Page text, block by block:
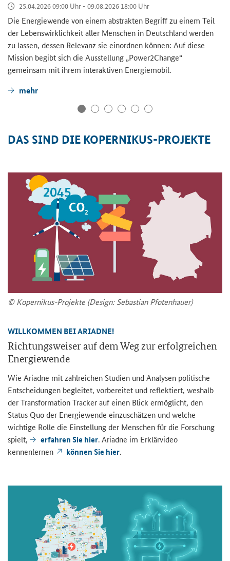
25.04.2026 09:00 Uhr - 09.08.2026 18:00 Uhr
Die Energiewende von einem abstrakten Begriff zu einem Teil
der Lebenswirklichkeit aller Menschen in Deutschland werden
zu lassen, dessen Relevanz sie einordnen können: Auf diese
Mission begibt sich die Ausstellung „Power2Change“
gemeinsam mit ihrem interaktiven Energiemobil.
mehr
DAS SIND DIE KOPERNIKUS-PROJEKTE
© Kopernikus-Projekte (Design: Sebastian Pfotenhauer)
WILLKOMMEN BEI ARIADNE!
Richtungsweiser auf dem Weg zur erfolgreichen
Energiewende
Wie Ariadne mit zahlreichen Studien und Analysen politische
Entscheidungen begleitet, vorbereitet und reflektiert, weshalb
der Transformation Tracker auf einen Blick ermöglicht, den
Status Quo der Energiewende einzuschätzen und welche
wichtige Rolle die Einstellung der Menschen für die Forschung
spielt,
erfahren Sie hier. Ariadne im Erklärvideo
kennenlernen
können Sie hier.